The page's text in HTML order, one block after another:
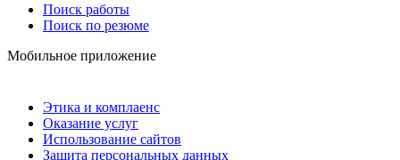
Поиск работы
Поиск по резюме
Мобильное приложение
Этика и комплаенс
Оказание услуг
Использование сайтов
Защита персональных данных